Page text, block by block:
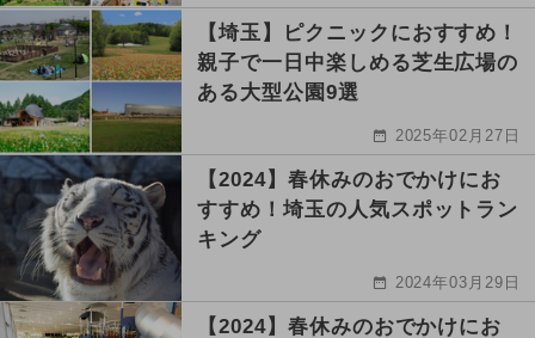
【埼玉】ピクニックにおすすめ！
親子で一日中楽しめる芝生広場の
ある大型公園9選
2025年02月27日
【2024】春休みのおでかけにお
すすめ！埼玉の人気スポットラン
キング
2024年03月29日
【2024】春休みのおでかけにお